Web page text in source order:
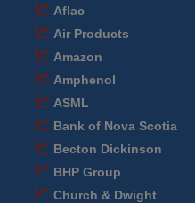
Aflac
Air Products
Amazon
Amphenol
ASML
Bank of Nova Scotia
Becton Dickinson
BHP Group
Church & Dwight